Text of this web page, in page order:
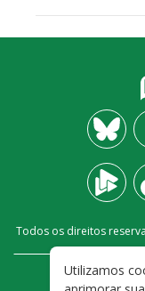
Todos os direitos
Utilizamos